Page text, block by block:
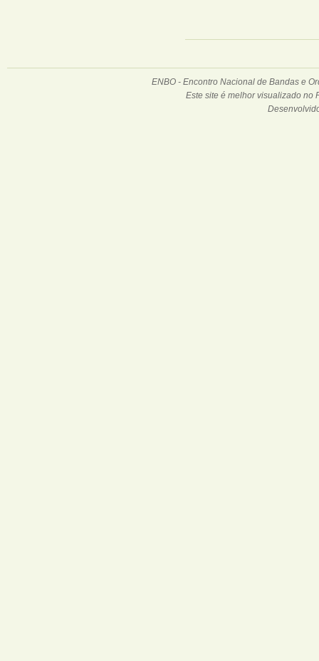
ENBO - Encontro Nacional de Bandas e
Este site é melhor visualizado no